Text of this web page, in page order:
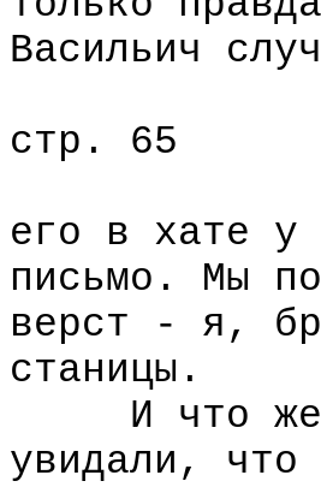
Васильич
стр. 65
его в хате у
письмо. Мы
верст - я,
станицы.
И что же
увидали, что